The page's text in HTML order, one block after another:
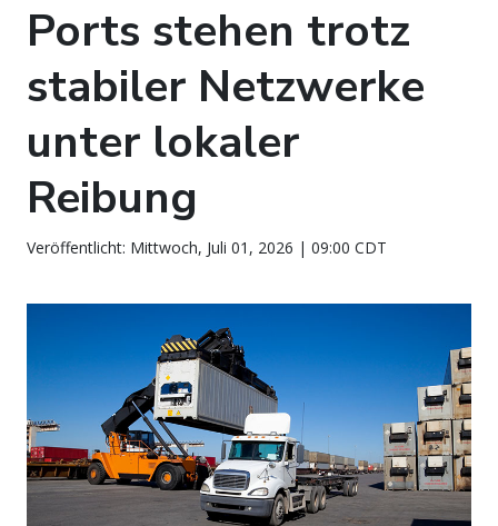
Ports stehen trotz
stabiler Netzwerke
unter lokaler
Reibung
Veröffentlicht: Mittwoch, Juli 01, 2026 | 09:00 CDT